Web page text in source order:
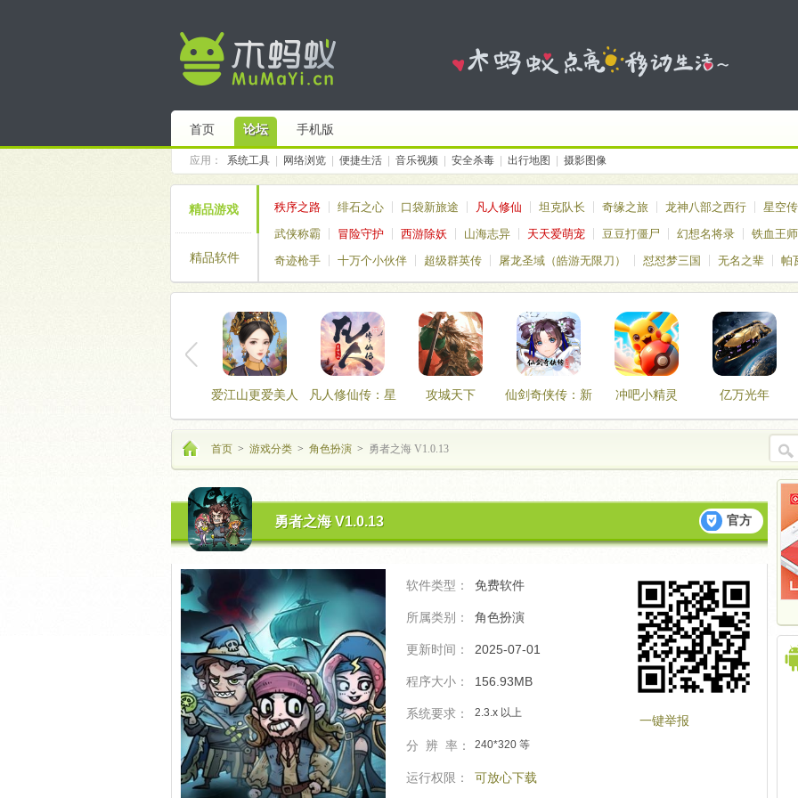
首页 论坛 手机版
应用： 系统工具 网络浏览 便捷生活 音乐视频 安全杀毒 出行地图 摄影图像
精品游戏
精品软件
秩序之路 绯石之心 口袋新旅途 凡人修仙 坦克队长 奇缘之旅 龙神八部之西行
星空
武侠称霸
冒险守护 西游除妖 山海志异 天天爱萌宠 豆豆打僵尸 幻想名将录
铁血王师
奇迹枪手
十万个小伙伴 超级群英传 屠龙圣域（皓游无限刀） 怼怼梦三国 无名之辈
帕
仙境传说破晓
塔塔帝国
爱江山更爱美人
凡人修仙传：星
攻城天下
仙剑奇侠传：新
冲吧小精灵 亿万光年
首页 > 游戏分类 > 角色扮演 > 勇者之海 V1.0.13
勇者之海 V1.0.13 官方
软件类型： 免费软件
所属类别： 角色扮演
更新时间： 2025-07-01
程序大小： 156.93MB
系统要求： 2.3.x 以上
分 辨 率： 240*320 等
运行权限： 可放心下载
一键举报